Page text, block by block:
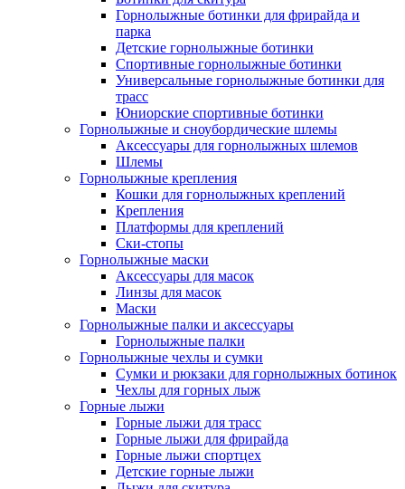
Горнолыжные ботинки для фрирайда и
парка
Детские горнолыжные ботинки
Спортивные горнолыжные ботинки
Универсальные горнолыжные ботинки для
трасс
Юниорские спортивные ботинки
Горнолыжные и сноубордические шлемы
Аксессуары для горнолыжных шлемов
Шлемы
Горнолыжные крепления
Кошки для горнолыжных креплений
Крепления
Платформы для креплений
Ски-стопы
Горнолыжные маски
Аксессуары для масок
Линзы для масок
Маски
Горнолыжные палки и аксессуары
Горнолыжные палки
Горнолыжные чехлы и сумки
Сумки и рюкзаки для горнолыжных ботинок
Чехлы для горных лыж
Горные лыжи
Горные лыжи для трасс
Горные лыжи для фрирайда
Горные лыжи спортцех
Детские горные лыжи